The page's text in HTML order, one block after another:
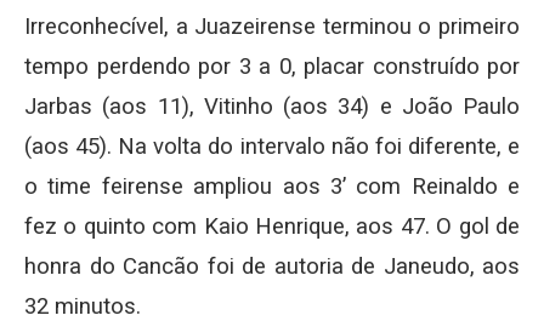
Irreconhecível, a Juazeirense terminou o primeiro
tempo perdendo por 3 a 0, placar construído por
Jarbas (aos 11), Vitinho (aos 34) e João Paulo
(aos 45). Na volta do intervalo não foi diferente, e
o time feirense ampliou aos 3’ com Reinaldo e
fez o quinto com Kaio Henrique, aos 47. O gol de
honra do Cancão foi de autoria de Janeudo, aos
32 minutos.